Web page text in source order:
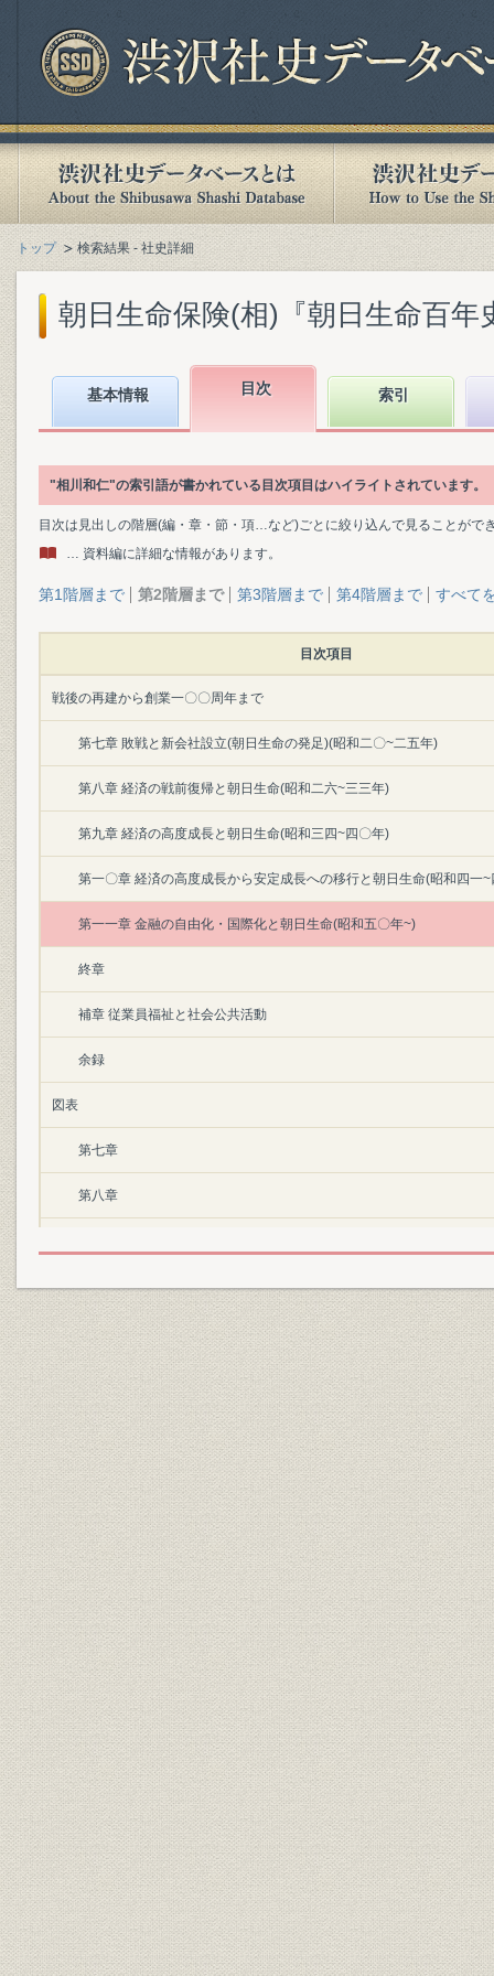
トップ 検索結果 - 社史詳細
朝日生命保険(相)『朝日生命百年
基本情報 目次 索引
"相川和仁"の索引語が書かれている目次項目はハイライトされています。
目次は見出しの階層(編・章・節・項…など)ごとに絞り込んで見ることがで
… 資料編に詳細な情報があります。
第1階層まで 第2階層まで 第3階層まで 第4階層まで すべて
目次項目
戦後の再建から創業一〇〇周年まで
第七章 敗戦と新会社設立(朝日生命の発足)(昭和二〇~二五年)
第八章 経済の戦前復帰と朝日生命(昭和二六~三三年)
第九章 経済の高度成長と朝日生命(昭和三四~四〇年)
第一〇章 経済の高度成長から安定成長への移行と朝日生命(昭和四一~
第一一章 金融の自由化・国際化と朝日生命(昭和五〇年~)
終章
補章 従業員福祉と社会公共活動
余録
図表
第七章
第八章
第一〇章
第一一章
補章
後口絵
歴代社長・功労者
資料
1 社員総代
2 審議委員
3 経営調査委員
4 役員
5 会社機構図
6 店舗所在地
7 関連事業
8 現行取扱保険種類一覧
9 歴代役員任期一覧表
10 業績統計